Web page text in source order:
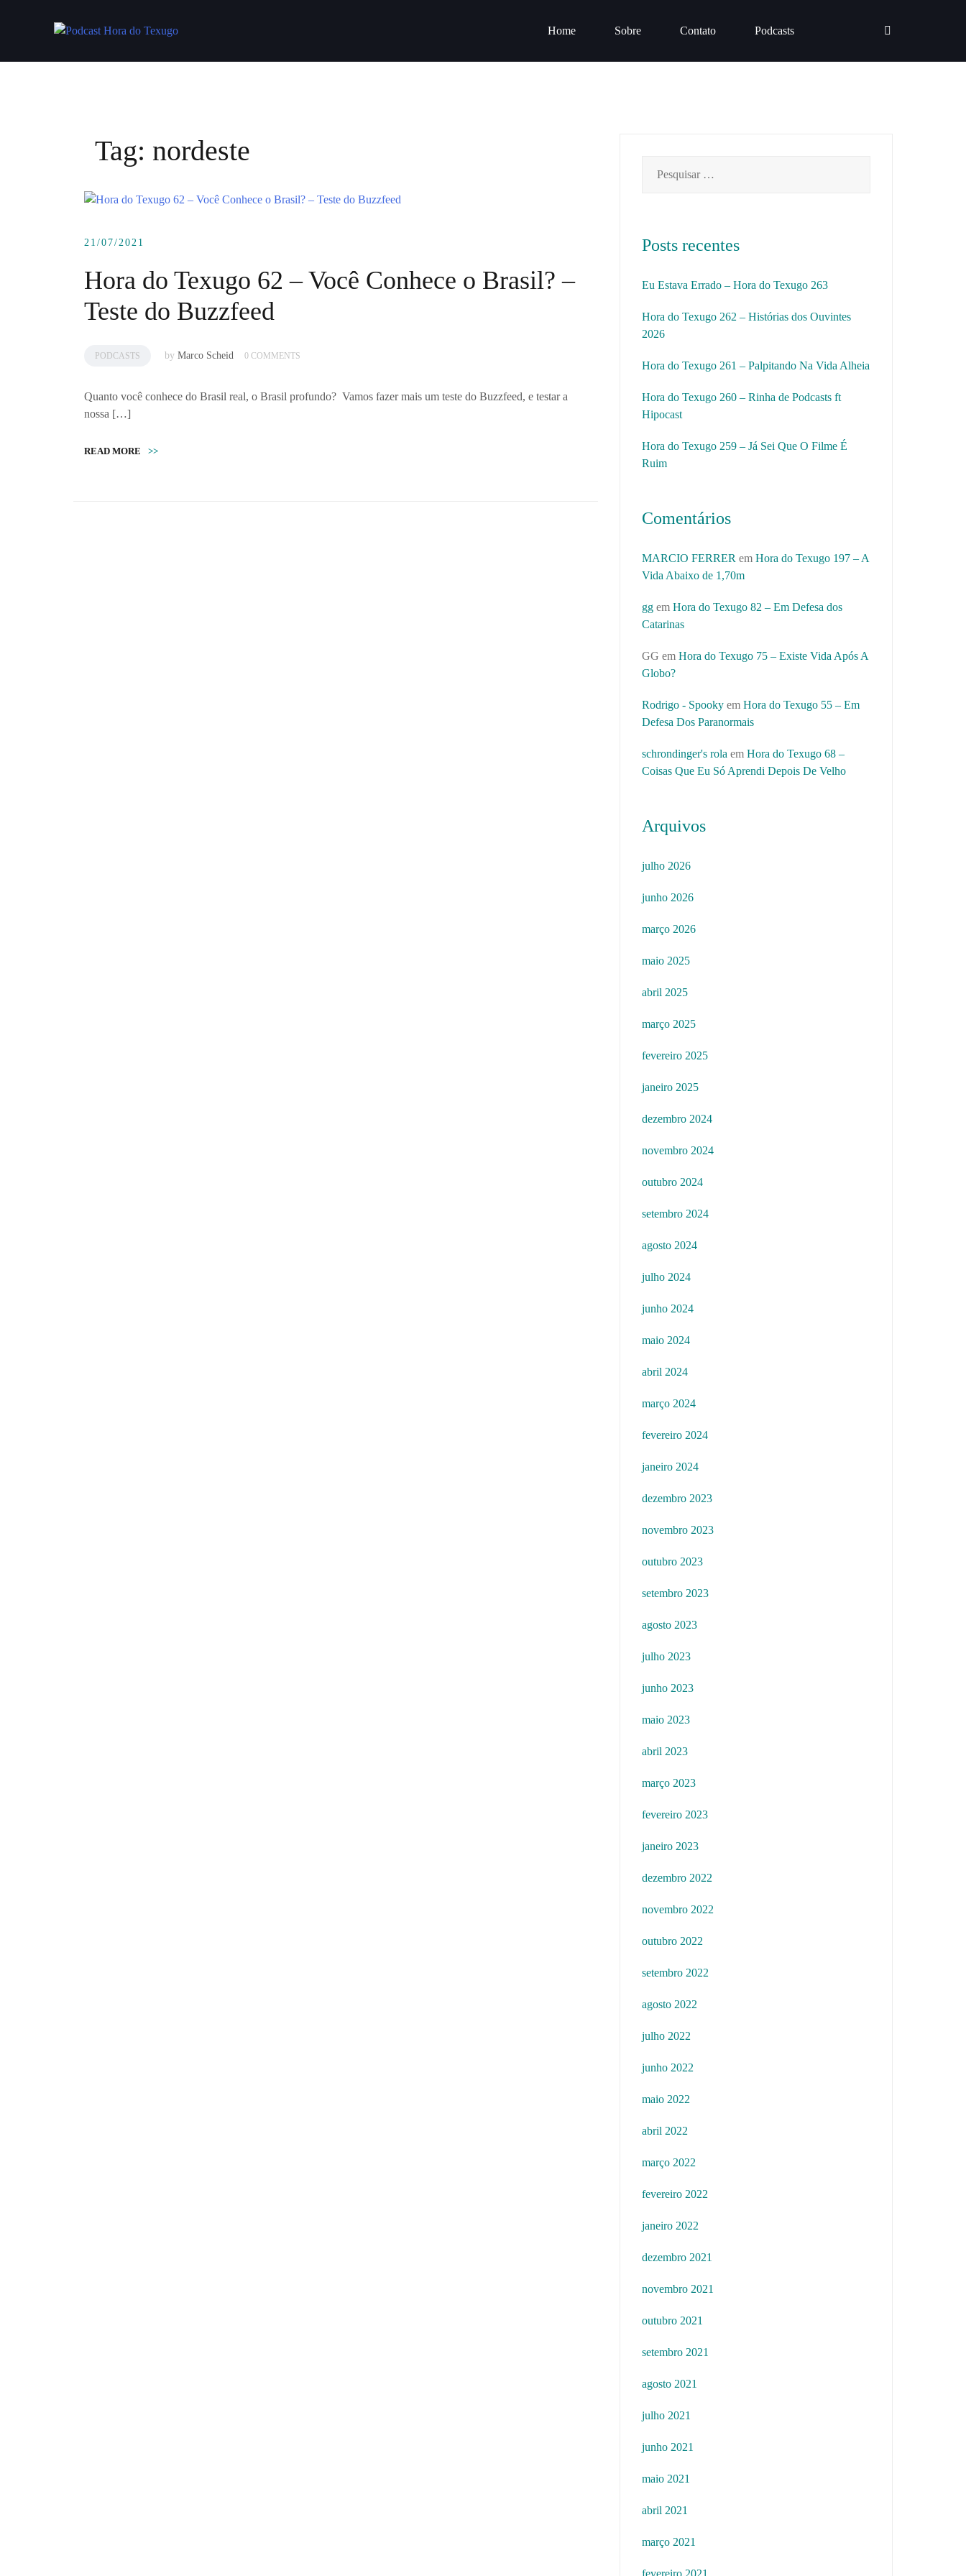
Home Sobre Contato Podcasts
Tag: nordeste
21/07/2021
Hora do Texugo 62 – Você Conhece o Brasil? –
Teste do Buzzfeed
PODCASTS by Marco Scheid 0 COMMENTS
Quanto você conhece do Brasil real, o Brasil profundo? Vamos fazer mais um teste do Buzzfeed, e testar a
nossa […]
READ MORE >>
por:
Posts recentes
Eu Estava Errado – Hora do Texugo 263
Hora do Texugo 262 – Histórias dos Ouvintes
2026
Hora do Texugo 261 – Palpitando Na Vida Alheia
Hora do Texugo 260 – Rinha de Podcasts ft
Hipocast
Hora do Texugo 259 – Já Sei Que O Filme É
Ruim
Comentários
MARCIO FERRER em Hora do Texugo 197 – A
Vida Abaixo de 1,70m
gg em Hora do Texugo 82 – Em Defesa dos
Catarinas
GG em Hora do Texugo 75 – Existe Vida Após A
Globo?
Rodrigo - Spooky em Hora do Texugo 55 – Em
Defesa Dos Paranormais
schrondinger's rola em Hora do Texugo 68 –
Coisas Que Eu Só Aprendi Depois De Velho
Arquivos
julho 2026
junho 2026
março 2026
maio 2025
abril 2025
março 2025
fevereiro 2025
janeiro 2025
dezembro 2024
novembro 2024
outubro 2024
setembro 2024
agosto 2024
julho 2024
junho 2024
maio 2024
abril 2024
março 2024
fevereiro 2024
janeiro 2024
dezembro 2023
novembro 2023
outubro 2023
setembro 2023
agosto 2023
julho 2023
junho 2023
maio 2023
abril 2023
março 2023
fevereiro 2023
janeiro 2023
dezembro 2022
novembro 2022
outubro 2022
setembro 2022
agosto 2022
julho 2022
junho 2022
maio 2022
abril 2022
março 2022
fevereiro 2022
janeiro 2022
dezembro 2021
novembro 2021
outubro 2021
setembro 2021
agosto 2021
julho 2021
junho 2021
maio 2021
abril 2021
março 2021